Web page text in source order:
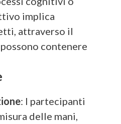
implica
attraverso il
contenere
: I partecipanti
delle mani,